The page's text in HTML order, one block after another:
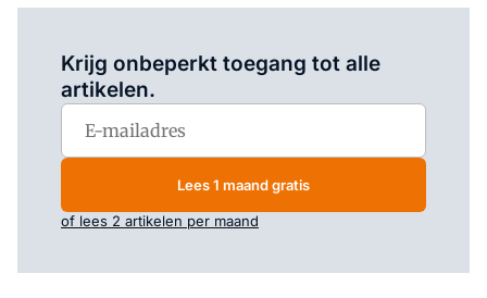
Krijg onbeperkt toegang tot alle
artikelen.
Lees 1 maand gratis
of lees 2 artikelen per maand